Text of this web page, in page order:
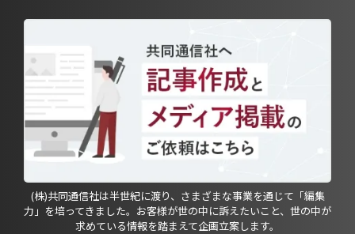
(株)共同通信社は半世紀に渡り、さまざまな事業を通じて「編集
力」を培ってきました。お客様が世の中に訴えたいこと、世の中が
求めている情報を踏まえて企画立案します。